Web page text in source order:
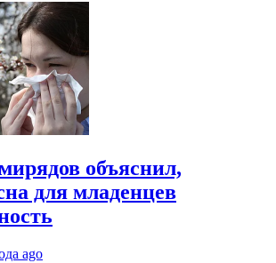
объяснил,
для младенцев
ago